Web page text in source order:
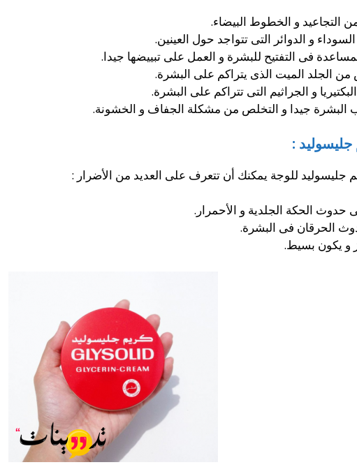
التجاعيد و الخطوط البيضاء.
و الدوائر التى تتواجد حول العينين.
فى التفتيح للبشرة و العمل على تبييضها جيدا.
الجلد الميت الذى يتراكم على البشرة.
و الجراثيم التى تتراكم على البشرة.
جيدا و التخلص من مشكلة الجفاف و الخشونة.
جليسوليد :
جليسوليد للوجة يمكنك أن تتعرف على العديد من الأضرار :
الحكة الجلدية و الأحمرار.
الحرقان فى البشرة.
و يكون بسيط.